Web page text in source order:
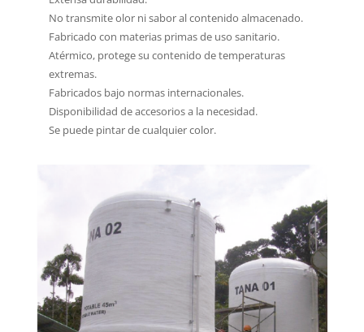
No transmite olor ni sabor al contenido almacenado.
Fabricado con materias primas de uso sanitario.
Atérmico, protege su contenido de temperaturas
extremas.
Fabricados bajo normas internacionales.
Disponibilidad de accesorios a la necesidad.
Se puede pintar de cualquier color.